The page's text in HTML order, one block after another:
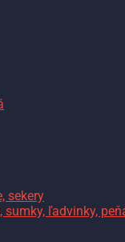
sekery
sumky, ľadvinky,